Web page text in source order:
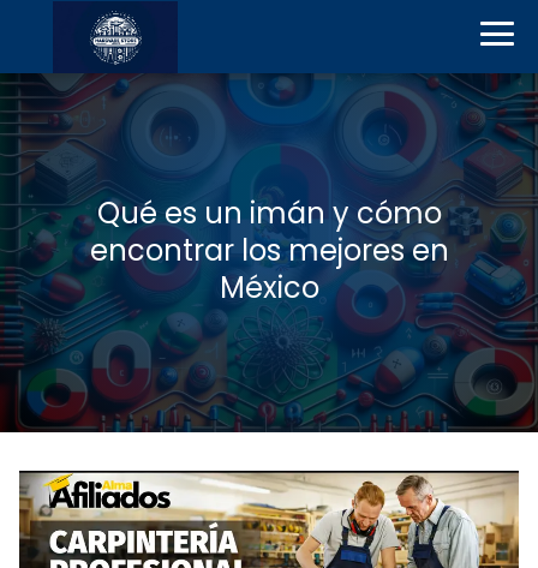
Qué es un imán y cómo
encontrar los mejores en
México